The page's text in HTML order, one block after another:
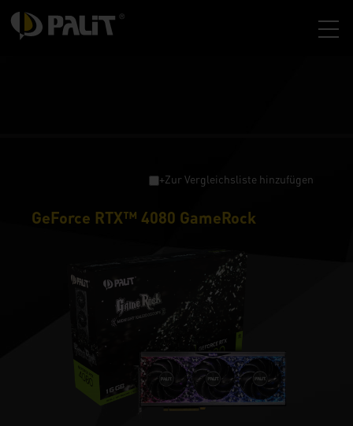
+Zur Vergleichsliste hinzufügen
GeForce RTX™ 4080 GameRock